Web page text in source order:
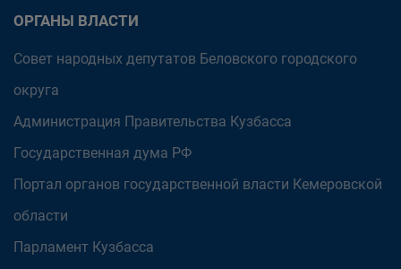
ОРГАНЫ ВЛАСТИ
Совет народных депутатов Беловского городского
округа
Администрация Правительства Кузбасса
Государственная дума РФ
Портал органов государственной власти Кемеровской
области
Парламент Кузбасса